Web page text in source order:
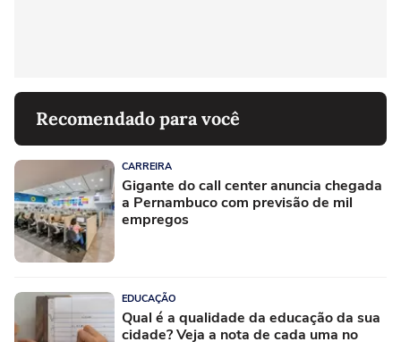
Recomendado para você
CARREIRA
Gigante do call center anuncia chegada
a Pernambuco com previsão de mil
empregos
EDUCAÇÃO
Qual é a qualidade da educação da sua
cidade? Veja a nota de cada uma no